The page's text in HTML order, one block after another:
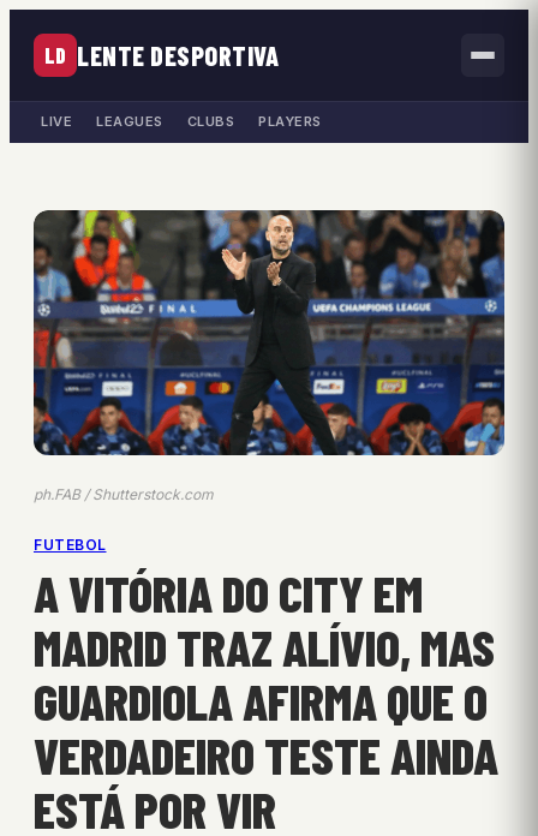
LD LENTE DESPORTIVA
LIVE LEAGUES CLUBS PLAYERS
ph.FAB / Shutterstock.com
FUTEBOL
A VITÓRIA DO CITY EM
MADRID TRAZ ALÍVIO, MAS
GUARDIOLA AFIRMA QUE O
VERDADEIRO TESTE AINDA
ESTÁ POR VIR